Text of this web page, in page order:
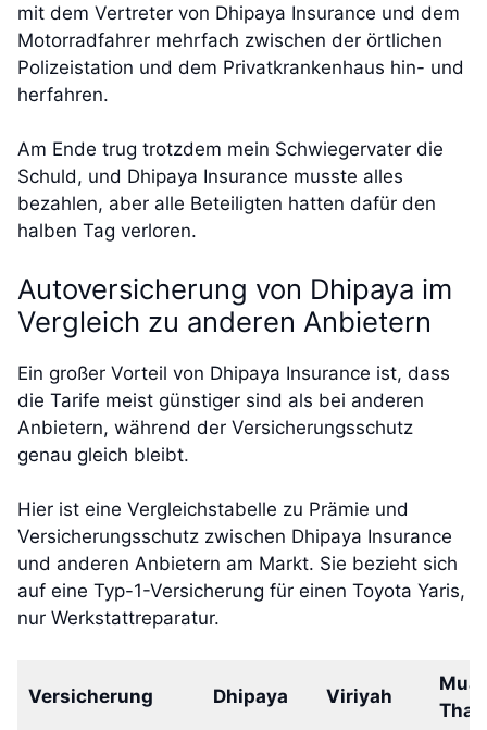
mit dem Vertreter von Dhipaya Insurance und dem
Motorradfahrer mehrfach zwischen der örtlichen
Polizeistation und dem Privatkrankenhaus hin- und
herfahren.
Am Ende trug trotzdem mein Schwiegervater die
Schuld, und Dhipaya Insurance musste alles
bezahlen, aber alle Beteiligten hatten dafür den
halben Tag verloren.
Autoversicherung von Dhipaya im
Vergleich zu anderen Anbietern
Ein großer Vorteil von Dhipaya Insurance ist, dass
die Tarife meist günstiger sind als bei anderen
Anbietern, während der Versicherungsschutz
genau gleich bleibt.
Hier ist eine Vergleichstabelle zu Prämie und
Versicherungsschutz zwischen Dhipaya Insurance
und anderen Anbietern am Markt. Sie bezieht sich
auf eine Typ-1-Versicherung für einen Toyota Yaris,
nur Werkstattreparatur.
Versicherung Dhipaya Viriyah
Thai